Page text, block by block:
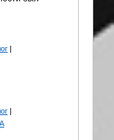
|
|